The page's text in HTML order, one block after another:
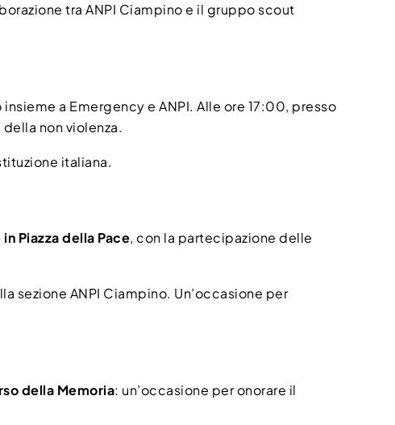
tra ANPI Ciampino e il gruppo scout
a Emergency e ANPI. Alle ore 17:00, presso
non violenza.
italiana.
Piazza della Pace, con la partecipazione delle
sezione ANPI Ciampino. Un’occasione per
della Memoria: un’occasione per onorare il